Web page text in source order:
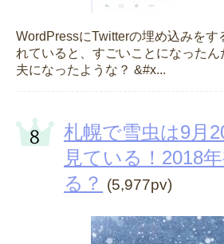
WordPressにTwitterの埋め込みをす
れていると、すごいことになった
夫になったような？ &#x...
札幌で雪虫は9月
見ている！2018
る？ (5,977pv)